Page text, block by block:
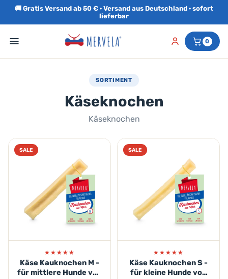
🚚 Gratis Versand ab 50 € · Versand aus Deutschland · sofort
lieferbar
0
SORTIMENT
Käseknochen
Käseknochen
SALE
★★★★★
Käse Kauknochen M -
für mittlere Hunde von
SALE
★★★★★
Käse Kauknochen S -
für kleine Hunde von